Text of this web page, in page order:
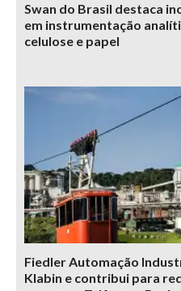
Swan do Brasil destaca
em instrumentação
celulose e papel
Fiedler Automação
Klabin e contribui para